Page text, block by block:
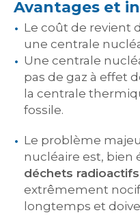
Avantages et
Le coût de revient
une centrale
Une centrale
pas de gaz à effet
la centrale
fossile.
Le problème
nucléaire est, bien
déchets radioactifs
extrêmement
longtemps et